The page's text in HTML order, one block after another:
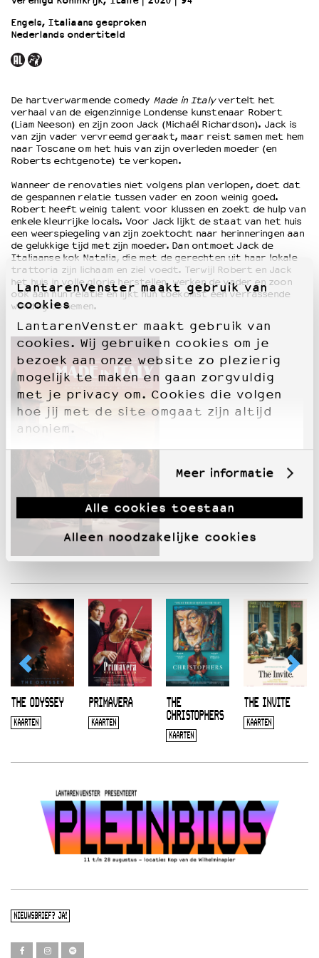
LantarenVenster maakt gebruik van
cookies
LantarenVenster maakt gebruik van
cookies. Wij gebruiken cookies om je
bezoek aan onze website zo plezierig
mogelijk te maken en gaan zorgvuldig
met je privacy om. Cookies die volgen
hoe jij met de site omgaat zijn altijd
anoniem.
Meer informatie
Alle cookies toestaan
Alleen noodzakelijke cookies
OVER LANTARENVENSTER
Wat we doen
Word vriend
Historie
Partners
Huisregels
Integriteits- en gedragscode
Duurzaamheid
Culturele boycot Israël
Ruimte voor artistieke vrijheid – VNPF
Engels, Italiaans gesproken
Nederlands ondertiteld
De hartverwarmende comedy Made in Italyvertelt het
verhaal van de eigenzinnige Londense kunstenaar Robert
(Liam Neeson) en zijn zoon Jack (Michaél Richardson). Jack is
van zijn vader vervreemd geraakt, maar reist samen met hem
naar Toscane om het huis van zijn overleden moeder (en
Roberts echtgenote) te verkopen.
Wanneer de renovaties niet volgens plan verlopen, doet dat
de gespannen relatie tussen vader en zoon weinig goed.
Robert heeft weinig talent voor klussen en zoekt de hulp van
enkele kleurrijke locals. Voor Jack lijkt de staat van het huis
een weerspiegeling van zijn zoektocht naar herinneringen aan
de gelukkige tijd met zijn moeder. Dan ontmoet Jack de
Italiaanse kok Natalia, die met de gerechten uit haar lokale
trattoria zijn lichaam en ziel voedt. Terwijl Robert en Jack
het huis in volle glorie herstellen, werken de vader en zoon
ook aan hun relatie en lijkt hun toekomst een verrassende
wending te nemen.
THE ODYSSEY
KAARTEN
PRIMAVERA
KAARTEN
THE
CHRISTOPHERS
KAARTEN
THE INVITE
KAARTEN
NIEUWSBRIEF? JA!